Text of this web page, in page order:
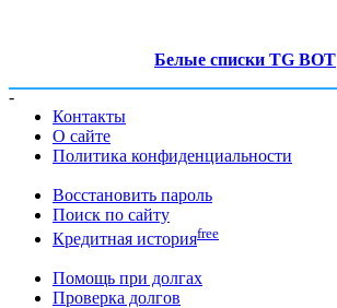
Белые списки TG BOT
-
Контакты
О сайте
Политика конфиденциальности
Восстановить пароль
Поиск по сайту
Кредитная историяfree
Помощь при долгах
Проверка долгов